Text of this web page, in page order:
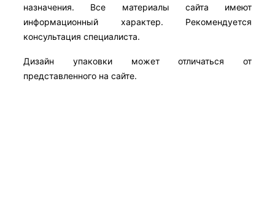
назначения. Все материалы сайта имеют
информационный характер. Рекомендуется
консультация специалиста.
Дизайн упаковки может отличаться от
представленного на сайте.